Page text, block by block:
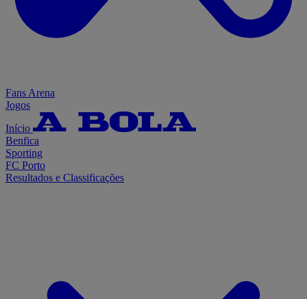
Fans Arena
Jogos
Início
Benfica
Sporting
FC Porto
Resultados e Classificações